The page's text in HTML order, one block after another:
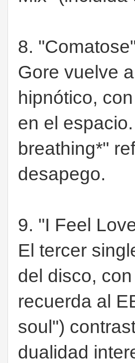
8.
Gore vuelve
hipnótico,
en el
breathing*"
desapego.
9. "I Feel
El tercer
del disco,
recuerda al
soul")
dualidad